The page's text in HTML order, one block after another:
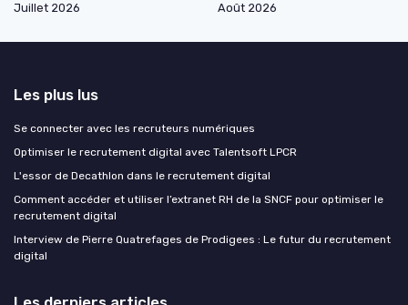
Juillet 2026
Août 2026
Les plus lus
Se connecter avec les recruteurs numériques
Optimiser le recrutement digital avec Talentsoft LPCR
L'essor de Decathlon dans le recrutement digital
Comment accéder et utiliser l’extranet RH de la SNCF pour optimiser le
recrutement digital
Interview de Pierre Quatrefages de Prodigees : Le futur du recrutement
digital